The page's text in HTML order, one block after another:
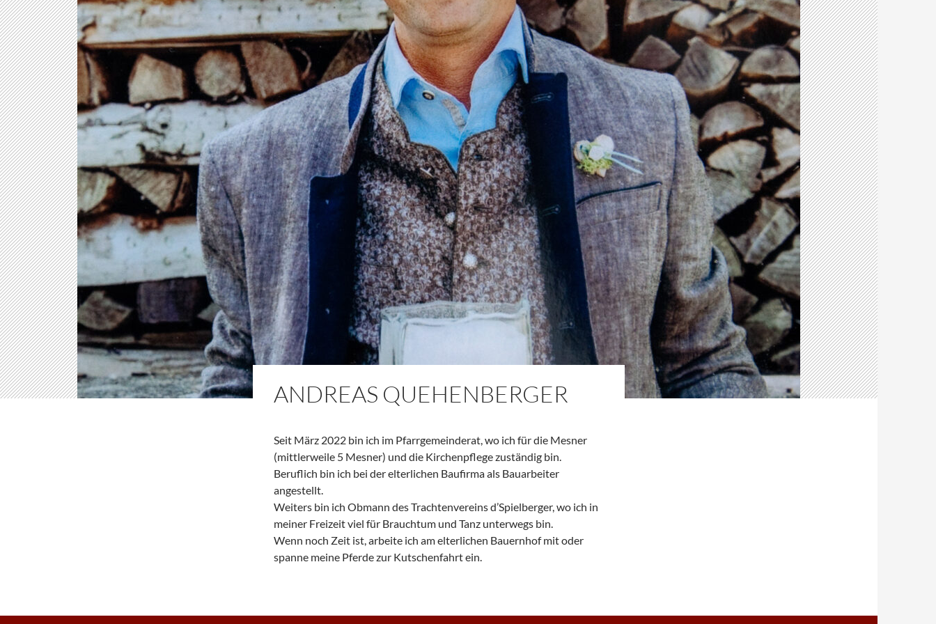
ANDREAS QUEHENBERGER
Seit März 2022 bin ich im Pfarrgemeinderat, wo ich für die Mesner
(mittlerweile 5 Mesner) und die Kirchenpflege zuständig bin.
Beruflich bin ich bei der elterlichen Baufirma als Bauarbeiter
angestellt.
Weiters bin ich Obmann des Trachtenvereins d’Spielberger, wo ich in
meiner Freizeit viel für Brauchtum und Tanz unterwegs bin.
Wenn noch Zeit ist, arbeite ich am elterlichen Bauernhof mit oder
spanne meine Pferde zur Kutschenfahrt ein.